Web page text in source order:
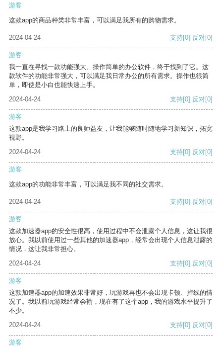
游客
这款app的商品种类非常丰富，可以满足我所有的购物需求。
2024-04-24 支持[0] 反对[0]
游客
我一直在寻找一款功能强大、操作简单的办公软件，终于找到了它。这
款软件的功能非常强大，可以满足我日常办公的所有需求。操作也很简
单，即使是小白也能快速上手。
2024-04-24
支持[0] 反对[0]
游客
这款app是我学习路上的良师益友，让我能够随时随地学习新知识，拓宽
视野。
2024-04-24
支持[0] 反对[0]
游客
这款app的功能非常丰富，可以满足我不同的社交需求。
2024-04-24 支持[0] 反对[0]
游客
这款加速器app的安全性很高，使用过程中不会泄露个人信息，这让我很
放心。我以前使用过一些其他的加速器app，经常会出现个人信息泄露的
情况，这让我非常担心。
2024-04-24
支持[0] 反对[0]
游客
这款加速器app的加速效果非常好，玩游戏再也不会出现卡顿、掉线的情
况了。我以前玩游戏经常会输，现在有了这个app，我的游戏水平提升了
不少。
2024-04-24
支持[0] 反对[0]
游客